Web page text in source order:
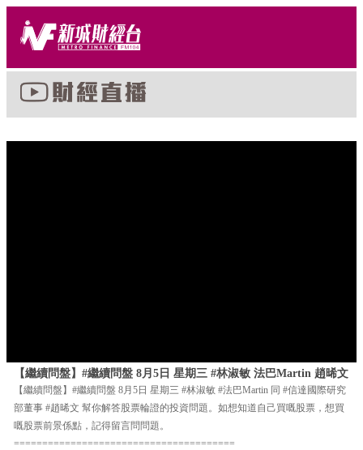
【繼續問盤】#繼續問盤 8月5日 星期三 #林淑敏 法巴Martin 趙晞文
【繼續問盤】#繼續問盤 8月5日 星期三 #林淑敏 #法巴Martin 同 #信達國際研究
部董事 #趙晞文 幫你解答股票輪證的投資問題。如想知道自己買嘅股票，想買
嘅股票前景係點，記得留言問問題。
=======================================